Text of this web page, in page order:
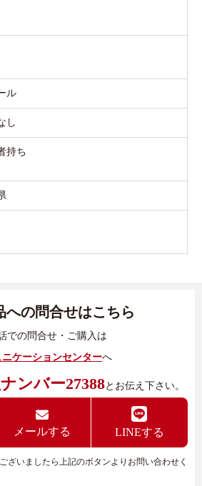
ル
し
持ち
への問合せはこちら
での問合せ・ご購入は
ニケーションセンターへ
ンバー27388とお伝え下さい。
メールする LINEする
ざいましたら上記のボタンよりお問い合わせく